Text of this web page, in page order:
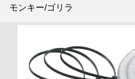
モンキー/ゴリラ